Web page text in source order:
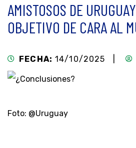
AMISTOSOS DE
OBJETIVO DE CARA AL
FECHA: 14/10/2025 |
Foto: @Uruguay